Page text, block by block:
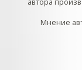
Мнение